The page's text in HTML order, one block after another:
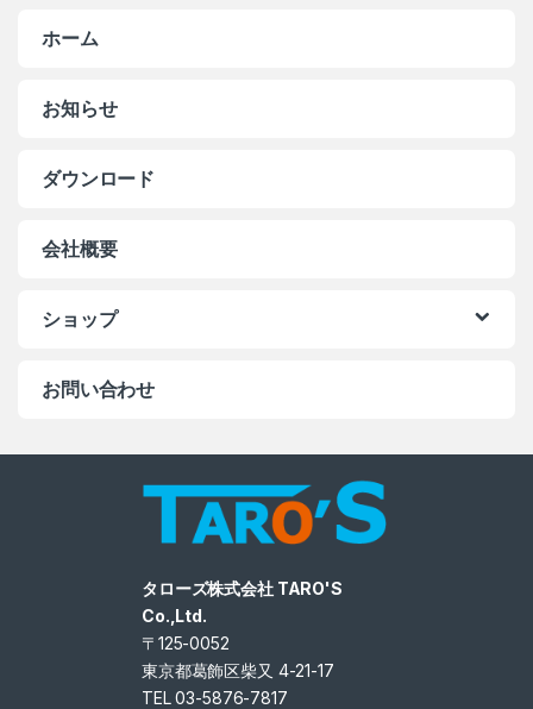
ホーム
お知らせ
ダウンロード
会社概要
ショップ
お問い合わせ
タローズ株式会社 TARO'S
Co.,Ltd.
〒125-0052
東京都葛飾区柴又 4-21-17
TEL 03-5876-7817